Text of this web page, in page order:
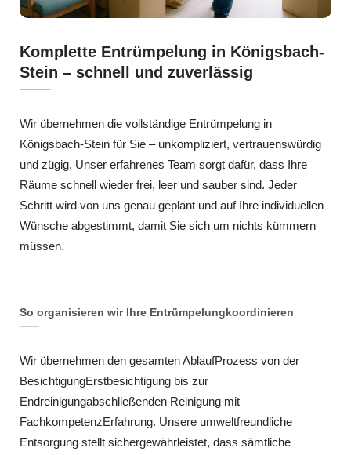
Komplette Entrümpelung in Königsbach-
Stein – schnell und zuverlässig
Wir übernehmen die vollständige Entrümpelung in
Königsbach-Stein für Sie – unkompliziert, vertrauenswürdig
und zügig. Unser erfahrenes Team sorgt dafür, dass Ihre
Räume schnell wieder frei, leer und sauber sind. Jeder
Schritt wird von uns genau geplant und auf Ihre individuellen
Wünsche abgestimmt, damit Sie sich um nichts kümmern
müssen.
So organisieren wir Ihre Entrümpelungkoordinieren
Wir übernehmen den gesamten AblaufProzess von der
BesichtigungErstbesichtigung bis zur
Endreinigungabschließenden Reinigung mit
FachkompetenzErfahrung. Unsere umweltfreundliche
Entsorgung stellt sichergewährleistet, dass sämtliche